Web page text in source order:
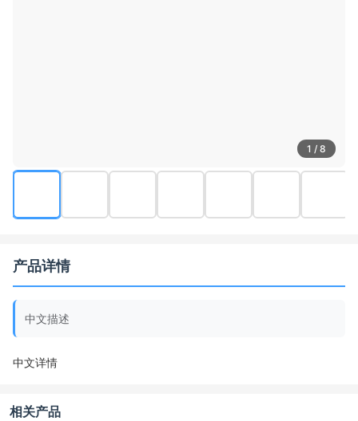
1 / 8
产品详情
中文描述
中文详情
相关产品